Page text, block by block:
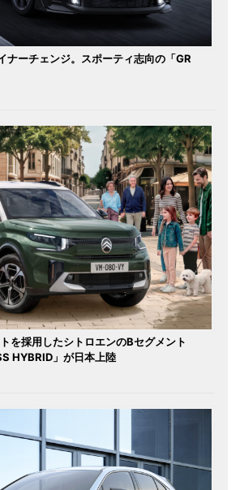
ナーチェンジ。スポーティ志向の「GR
を採用したシトロエンのBセグメント
HYBRID」が日本上陸